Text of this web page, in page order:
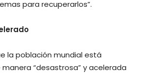
para recuperarlos”.
la población mundial está
“desastrosa” y acelerada